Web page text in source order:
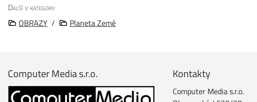
Další v kategorii
OBRAZY / Planeta Země
Computer Media s.r.o. Kontakty
Computer Media s.r.o.